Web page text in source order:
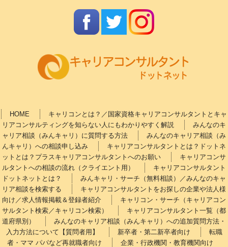
HOME
キャリコンとは？／国家資格キャリアコンサルタントとキャ
リアコンサルティングを知らない人にもわかりやすく解説
みんなのキ
ャリア相談（みんキャリ）に質問する方法
みんなのキャリア相談（み
んキャリ）への相談申し込み
キャリアコンサルタントとは？ドットネ
ットとは？プラスキャリアコンサルタントへのお願い
キャリアコンサ
ルタントへの相談の流れ（クライエント用）
キャリアコンサルタント
ドットネットとは？
みんキャリ・サーチ（無料相談）／みんなのキャ
リア相談を検索する
キャリアコンサルタントをお探しの企業や法人様
向け／求人情報掲載＆登録者紹介
キャリコン・サーチ（キャリアコン
サルタント検索／キャリコン検索）
キャリアコンサルタント一覧（都
道府県別）
みんなのキャリア相談（みんキャリ）への追加質問方法・
入力方法について【質問者用】
新卒者・第二新卒者向け
転職
者・ママ パパなど再就職者向け
企業・行政機関・教育機関向け